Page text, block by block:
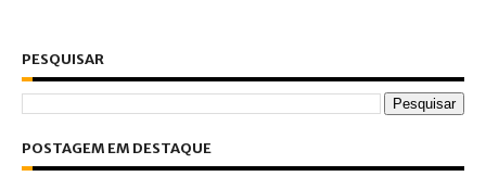
PESQUISAR
POSTAGEM EM DESTAQUE